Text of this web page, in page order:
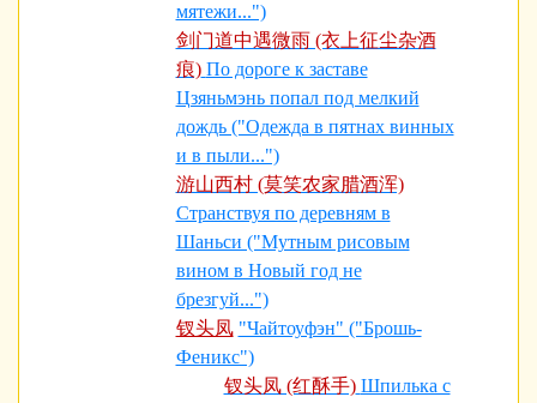
мятежи...")
剑门道中遇微雨 (衣上征尘杂酒
痕) По дороге к заставе
Цзяньмэнь попал под мелкий
дождь ("Одежда в пятнах винных
и в пыли...")
游山西村 (莫笑农家腊酒浑)
Странствуя по деревням в
Шаньси ("Мутным рисовым
вином в Новый год не
брезгуй...")
钗头凤 "Чайтоуфэн" ("Брошь-
Феникс")
钗头凤 (红酥手) Шпилька с